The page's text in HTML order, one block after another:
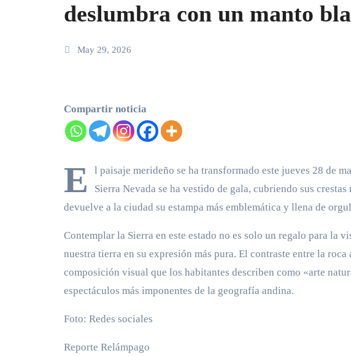
deslumbra con un manto
May 29, 2026
Compartir noticia
E
l paisaje merideño se ha transformado este jueves 28 de
Sierra Nevada se ha vestido de gala, cubriendo sus
devuelve a la ciudad su estampa más emblemática y llena de
Contemplar la Sierra en este estado no es solo un regalo para la
nuestra tierra en su expresión más pura. El contraste entre la
composición visual que los habitantes describen como «arte
espectáculos más imponentes de la geografía andina.
Foto: Redes sociales
Reporte Relámpago